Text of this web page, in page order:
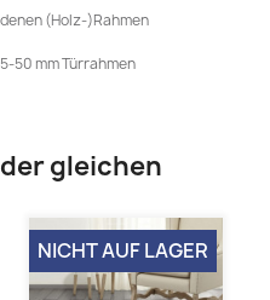
(Holz-)Rahmen
50 mm Türrahmen
gleichen
NICHT AUF LAGER